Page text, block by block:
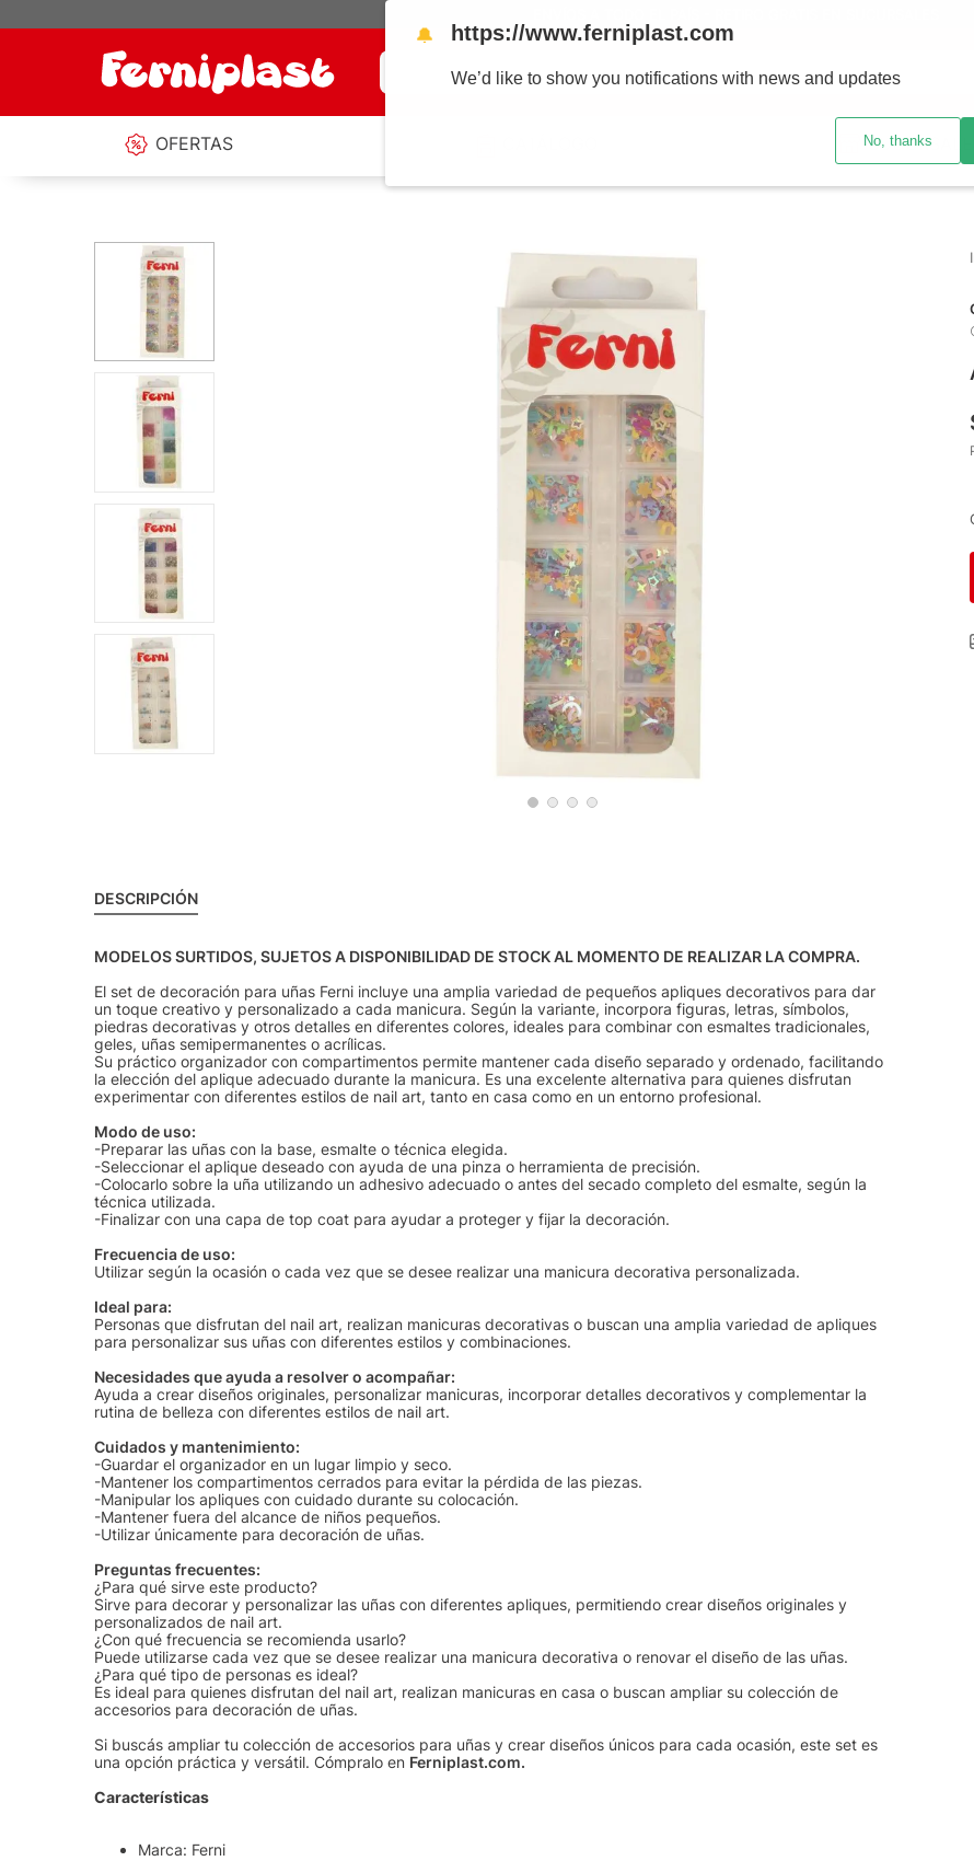
¿Qué estás buscando?
OFERTAS SUCURSALES
DESCRIPCIÓN
MODELOS SURTIDOS, SUJETOS A DISPONIBILIDAD DE STOCK AL MOMENTO DE REALIZAR LA COMPRA.
El set de decoración para uñas Ferni incluye una amplia variedad de pequeños apliques decorativos para dar
un toque creativo y personalizado a cada manicura. Según la variante, incorpora figuras, letras, símbolos,
piedras decorativas y otros detalles en diferentes colores, ideales para combinar con esmaltes tradicionales,
geles, uñas semipermanentes o acrílicas.
Su práctico organizador con compartimentos permite mantener cada diseño separado y ordenado, facilitando
la elección del aplique adecuado durante la manicura. Es una excelente alternativa para quienes disfrutan
experimentar con diferentes estilos de nail art, tanto en casa como en un entorno profesional.
Modo de uso:
-Preparar las uñas con la base, esmalte o técnica elegida.
-Seleccionar el aplique deseado con ayuda de una pinza o herramienta de precisión.
-Colocarlo sobre la uña utilizando un adhesivo adecuado o antes del secado completo del esmalte, según la
técnica utilizada.
-Finalizar con una capa de top coat para ayudar a proteger y fijar la decoración.
Frecuencia de uso:
Utilizar según la ocasión o cada vez que se desee realizar una manicura decorativa personalizada.
Ideal para:
Personas que disfrutan del nail art, realizan manicuras decorativas o buscan una amplia variedad de apliques
para personalizar sus uñas con diferentes estilos y combinaciones.
Necesidades que ayuda a resolver o acompañar:
Ayuda a crear diseños originales, personalizar manicuras, incorporar detalles decorativos y complementar la
rutina de belleza con diferentes estilos de nail art.
Cuidados y mantenimiento:
-Guardar el organizador en un lugar limpio y seco.
-Mantener los compartimentos cerrados para evitar la pérdida de las piezas.
-Manipular los apliques con cuidado durante su colocación.
-Mantener fuera del alcance de niños pequeños.
-Utilizar únicamente para decoración de uñas.
Preguntas frecuentes:
¿Para qué sirve este producto?
Sirve para decorar y personalizar las uñas con diferentes apliques, permitiendo crear diseños originales y
personalizados de nail art.
¿Con qué frecuencia se recomienda usarlo?
Puede utilizarse cada vez que se desee realizar una manicura decorativa o renovar el diseño de las uñas.
¿Para qué tipo de personas es ideal?
Es ideal para quienes disfrutan del nail art, realizan manicuras en casa o buscan ampliar su colección de
accesorios para decoración de uñas.
Si buscás ampliar tu colección de accesorios para uñas y crear diseños únicos para cada ocasión, este set es
una opción práctica y versátil. Cómpralo en Ferniplast.com.
Características
Marca: Ferni
🔔 https://www.ferniplast.com
We’d like to show you notifications with news and updates
No, thanks